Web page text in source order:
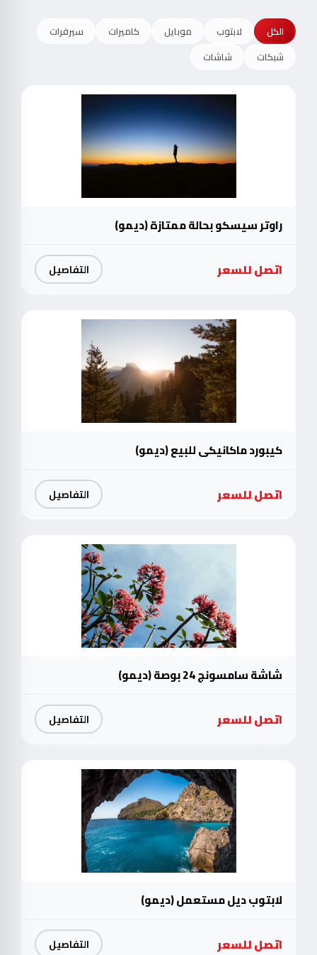
الكل لابتوب موبايل كاميرات
سيرفرات
شبكات
شاشات
راوتر سيسكو بحالة ممتازة (ديمو)
اتصل للسعر التفاصيل
كيبورد ماكانيكي للبيع (ديمو)
اتصل للسعر التفاصيل
شاشة سامسونج 24 بوصة (ديمو)
اتصل للسعر التفاصيل
لابتوب ديل مستعمل (ديمو)
اتصل للسعر التفاصيل